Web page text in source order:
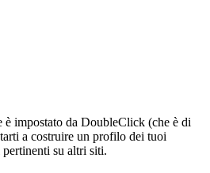
è impostato da DoubleClick (che è di
a costruire un profilo dei tuoi
su altri siti.